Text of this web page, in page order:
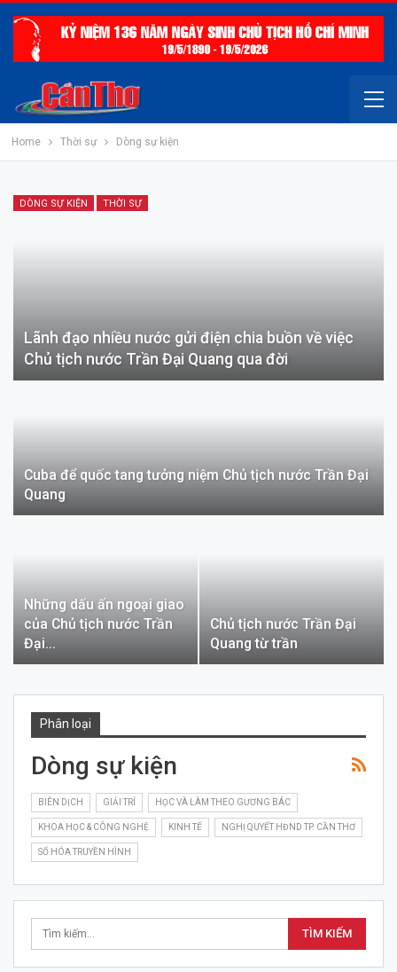
Home Thời sự Dòng sự kiện
DÒNG SỰ KIỆN THỜI SỰ
Lãnh đạo nhiều nước gửi điện chia buồn về việc
Chủ tịch nước Trần Đại Quang qua đời
Cuba để quốc tang tưởng niệm Chủ tịch nước Trần Đại
Quang
Những dấu ấn ngoại giao
của Chủ tịch nước Trần
Đại…
Chủ tịch nước Trần Đại
Quang từ trần
Phân loại
Dòng sự kiện
BIÊN DỊCH GIẢI TRÍ HỌC VÀ LÀM THEO GƯƠNG BÁC
KHOA HỌC & CÔNG NGHỆ KINH TẾ NGHỊ QUYẾT HĐND TP. CẦN THƠ
SỐ HÓA TRUYỀN HÌNH